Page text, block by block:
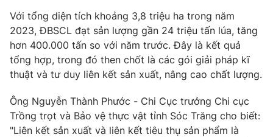
Chất lượng cuộc sống
Học trực tuyến
Công nghệ
Hitech Công nghệ tương lai
Sản phẩm
Tư vấn
Giao lưu trực tuyến
Lịch phát sóng
Chuyên mục khác
Với tổng diện tích khoảng 3,8 triệu ha trong năm
2023, ĐBSCL đạt sản lượng gần 24 triệu tấn lúa, tăng
hơn 400.000 tấn so với năm trước. Đây là kết quả
tổng hợp, trong đó then chốt là các gói giải pháp kĩ
thuật và tư duy liên kết sản xuất, nâng cao chất lượng.
Ông Nguyễn Thành Phước - Chi Cục trưởng Chi cục
Trồng trọt và Bảo vệ thực vật tỉnh Sóc Trăng cho biết:
"Liên kết sản xuất và liên kết tiêu thụ sản phẩm là